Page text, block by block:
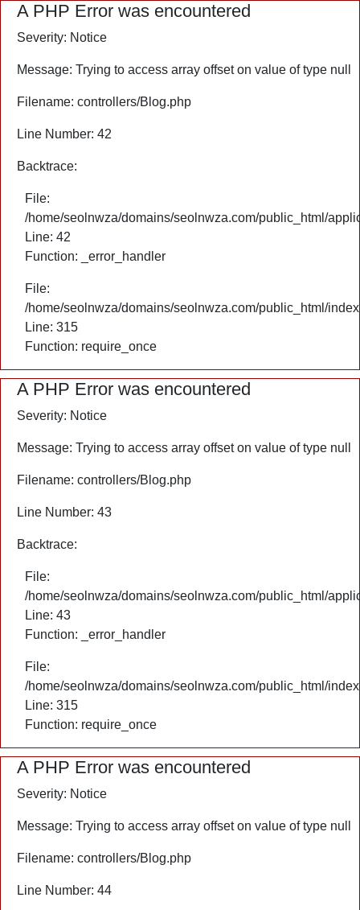
A PHP Error was encountered
Severity: Notice
Message: Trying to access array offset on value of type null
Filename: controllers/Blog.php
Line Number: 42
Backtrace:
File:
/home/seolnwza/domains/seolnwza.com/public_html/
Line: 42
Function: _error_handler
File:
/home/seolnwza/domains/seolnwza.com/public_html/
Line: 315
Function: require_once
A PHP Error was encountered
Severity: Notice
Message: Trying to access array offset on value of type null
Filename: controllers/Blog.php
Line Number: 43
Backtrace:
File:
/home/seolnwza/domains/seolnwza.com/public_html/
Line: 43
Function: _error_handler
File:
/home/seolnwza/domains/seolnwza.com/public_html/
Line: 315
Function: require_once
A PHP Error was encountered
Severity: Notice
Message: Trying to access array offset on value of type null
Filename: controllers/Blog.php
Line Number: 44